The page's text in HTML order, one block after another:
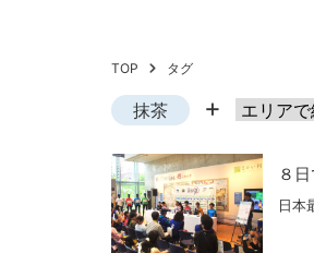
TOP タグ
抹茶
８
日本